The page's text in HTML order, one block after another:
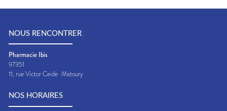
NOUS RENCONTRER
Pharmacie Ibis
97351
11, rue Victor Ceide Matoury
NOS HORAIRES